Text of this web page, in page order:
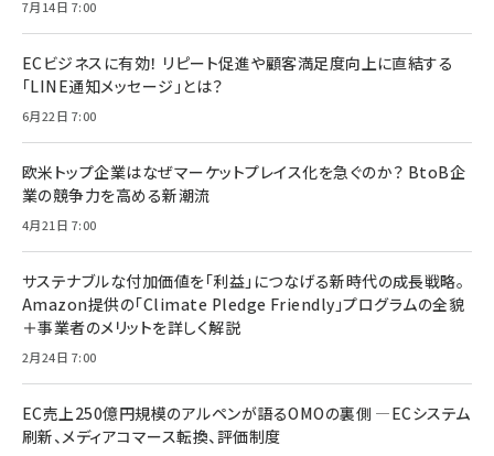
7月14日 7:00
ECビジネスに有効！ リピート促進や顧客満足度向上に直結する
「LINE通知メッセージ」とは？
6月22日 7:00
欧米トップ企業はなぜマーケットプレイス化を急ぐのか？ BtoB企
業の競争力を高める新潮流
4月21日 7:00
サステナブルな付加価値を「利益」につなげる新時代の成長戦略。
Amazon提供の「Climate Pledge Friendly」プログラムの全貌
＋事業者のメリットを詳しく解説
2月24日 7:00
EC売上250億円規模のアルペンが語るOMOの裏側 ―ECシステム
刷新、メディアコマース転換、評価制度